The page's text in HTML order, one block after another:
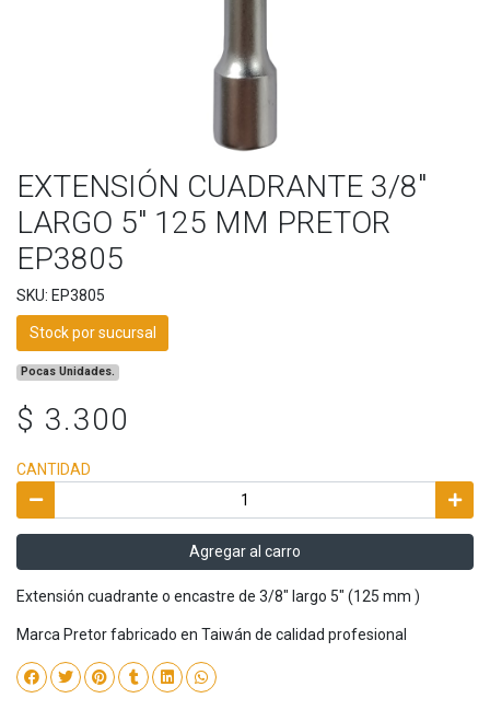
EXTENSIÓN CUADRANTE 3/8"
LARGO 5" 125 MM PRETOR
EP3805
SKU: EP3805
Stock por sucursal
Pocas Unidades.
$ 3.300
CANTIDAD
Agregar al carro
Extensión cuadrante o encastre de 3/8" largo 5" (125 mm )
Marca Pretor fabricado en Taiwán de calidad profesional